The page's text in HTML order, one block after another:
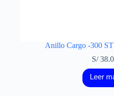
Anillo Cargo -300
S/
Leer